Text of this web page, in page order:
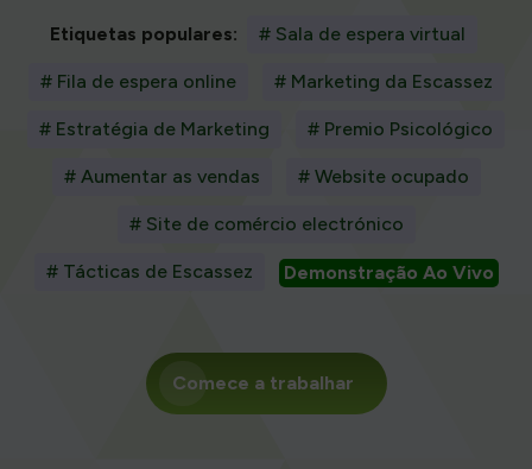
Etiquetas populares: # Sala de espera virtual
# Fila de espera online # Marketing da Escassez
# Estratégia de Marketing # Premio Psicológico
# Aumentar as vendas # Website ocupado
# Site de comércio electrónico
# Tácticas de Escassez Demonstração Ao Vivo
Comece a trabalhar